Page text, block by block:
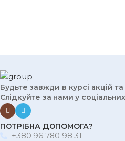
Будьте завжди в курсі акцій
Слідкуйте за нами у
ПОТРІБНА ДОПОМОГА?
+380 96 780 98 31